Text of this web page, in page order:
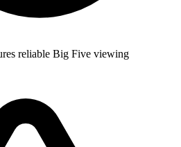
reliable Big Five viewing